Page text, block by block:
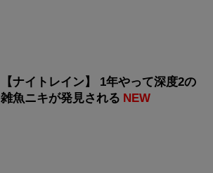
【ナイトレイン】 1年やって深度2の
雑魚ニキが発見される NEW